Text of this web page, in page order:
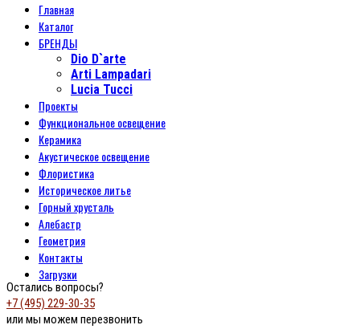
Главная
Каталог
БРЕНДЫ
Dio D`arte
Arti Lampadari
Lucia Tucci
Проекты
Функциональное освещение
Керамика
Акустическое освещение
Флористика
Историческое литье
Горный хрусталь
Алебастр
Геометрия
Контакты
Загрузки
Остались вопросы?
+7 (495) 229-30-35
или мы можем перезвонить